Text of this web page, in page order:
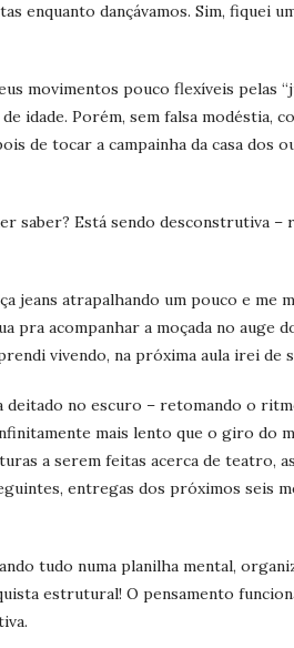
enquanto dançávamos. Sim, fiquei
movimentos pouco flexíveis pelas
idade. Porém, sem falsa modéstia,
de tocar a campainha da casa dos
saber? Está sendo desconstrutiva
jeans atrapalhando um pouco e me
pra acompanhar a moçada no auge
vivendo, na próxima aula irei de
deitado no escuro – retomando o
mais lento que o giro do
a serem feitas acerca de teatro,
entregas dos próximos seis
tudo numa planilha mental,
estrutural! O pensamento